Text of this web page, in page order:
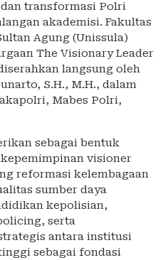
transformasi Polri
akademisi. Fakultas
Agung (Unissula)
The Visionary Leader
langsung oleh
S.H., M.H., dalam
Mabes Polri,
sebagai bentuk
visioner
reformasi kelembagaan
sumber daya
kepolisian,
serta
antara institusi
sebagai fondasi